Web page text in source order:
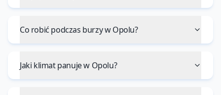
Co robić podczas burzy w Opolu?
Jaki klimat panuje w Opolu?